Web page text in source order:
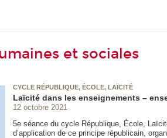
et sociales
CYCLE RÉPUBLIQUE, ÉCOLE, LAÏCITÉ
Laïcité dans les enseignements –
12 octobre 2021
5e séance du cycle République, École,
d’application de ce principe républicain,